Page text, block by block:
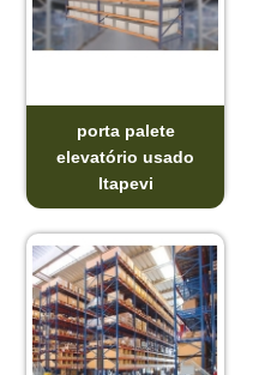
porta palete
elevatório usado
Itapevi